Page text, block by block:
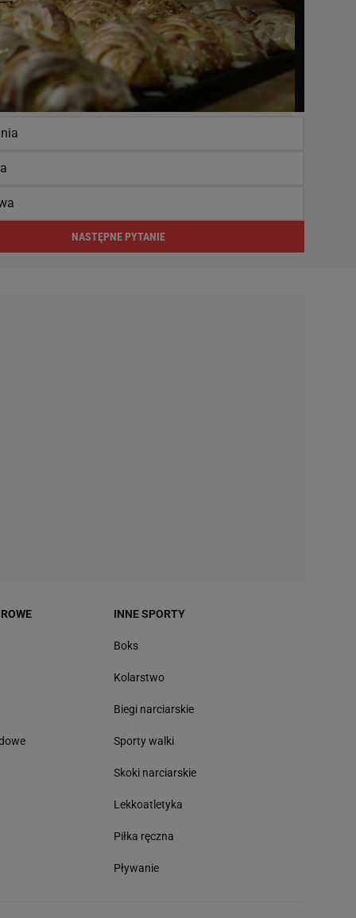
NASTĘPNE PYTANIE
INNE SPORTY
Boks
Kolarstwo
Biegi narciarskie
Sporty walki
Skoki narciarskie
Lekkoatletyka
Piłka ręczna
Pływanie